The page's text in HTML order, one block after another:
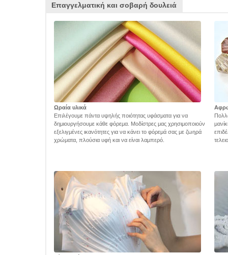
Επαγγελματική και σοβαρή δουλειά
Ωραία υλικά
Επιλέγουμε πάντα υψηλής ποιότητας υφάσματα για να
δημιουργήσουμε κάθε φόρεμα. Μοδίστρες μας χρησιμοποιούν
εξελιγμένες ικανότητες για να κάνει το φόρεμά σας με ζωηρά
χρώματα, πλούσια υφή και να είναι λαμπερό.